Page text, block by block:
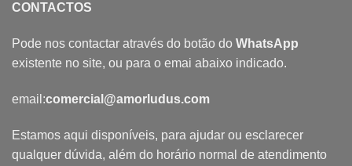
CONTACTOS
Pode nos contactar através do botão do WhatsApp
existente no site, ou para o emai abaixo indicado.
email:comercial@amorludus.com
Estamos aqui disponíveis, para ajudar ou esclarecer
qualquer dúvida, além do horário normal de atendimento